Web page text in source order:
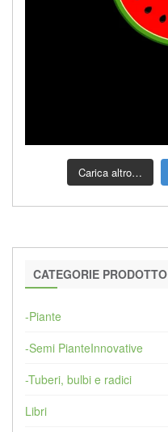
Carica altro…
CATEGORIE PRODOTTO
-Piante
-Semi PianteInnovative
-Tuberi, bulbi e radici
Libri